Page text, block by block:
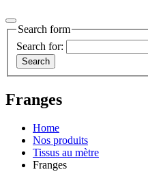
Search form
Search for:
Franges
Home
Nos produits
Tissus au mètre
Franges